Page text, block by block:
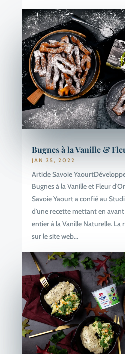
Bugnes à la Vanille &
JAN 25, 2022
Article Savoie
Bugnes à la Vanille et Fleur
Savoie Yaourt a confié au
d'une recette mettant en avant
entier à la Vanille Naturelle. La
sur le site web...